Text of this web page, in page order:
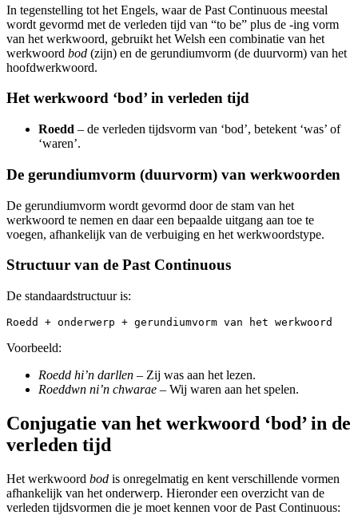
In tegenstelling tot het Engels, waar de Past Continuous meestal
wordt gevormd met de verleden tijd van “to be” plus de -ing vorm
van het werkwoord, gebruikt het Welsh een combinatie van het
werkwoord bod (zijn) en de gerundiumvorm (de duurvorm) van het
hoofdwerkwoord.
Het werkwoord ‘bod’ in verleden tijd
Roedd – de verleden tijdsvorm van ‘bod’, betekent ‘was’ of
‘waren’.
De gerundiumvorm (duurvorm) van werkwoorden
De gerundiumvorm wordt gevormd door de stam van het
werkwoord te nemen en daar een bepaalde uitgang aan toe te
voegen, afhankelijk van de verbuiging en het werkwoordstype.
Structuur van de Past Continuous
De standaardstructuur is:
Roedd + onderwerp + gerundiumvorm van het werkwoord
Voorbeeld:
Roedd hi’n darllen – Zij was aan het lezen.
Roeddwn ni’n chwarae – Wij waren aan het spelen.
Conjugatie van het werkwoord ‘bod’ in de
verleden tijd
Het werkwoord bod is onregelmatig en kent verschillende vormen
afhankelijk van het onderwerp. Hieronder een overzicht van de
verleden tijdsvormen die je moet kennen voor de Past Continuous: